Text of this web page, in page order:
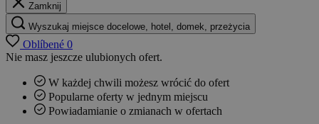
Zamknij
Wyszukaj miejsce docelowe, hotel, domek, przeżycia
Oblíbené 0
Nie masz jeszcze ulubionych ofert.
W każdej chwili możesz wrócić do ofert
Popularne oferty w jednym miejscu
Powiadamianie o zmianach w ofertach